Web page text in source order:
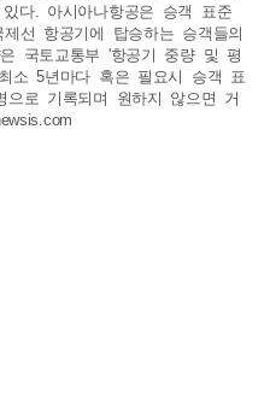
다. 아시아나항공은 승객 표준
선 항공기에 탑승하는 승객들의
국토교통부 '항공기 중량 및 평
소 5년마다 혹은 필요시 승객 표
로 기록되며 원하지 않으면 거